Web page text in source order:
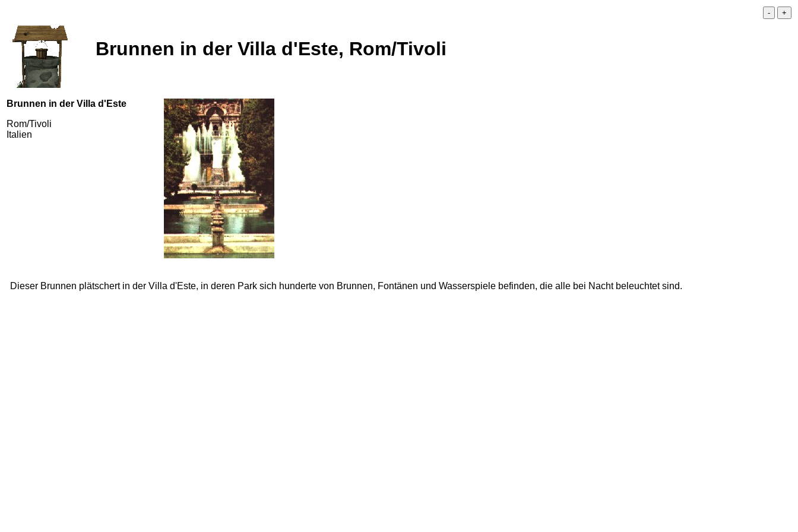
Brunnen in der Villa d'Este, Rom/Tivoli
Brunnen in der Villa d'Este
Rom/Tivoli
Italien
Dieser Brunnen plätschert in der Villa d'Este, in deren Park sich hunderte von Brunnen, Fontänen und Wasserspiele befinden, die alle bei Nacht beleuchtet sind.